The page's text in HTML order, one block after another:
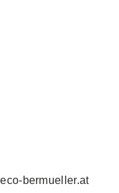
bermueller.at